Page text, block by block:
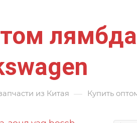
из Китая — Купить